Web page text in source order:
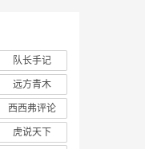
队长手记
远方青木
西西弗评论
虎说天下